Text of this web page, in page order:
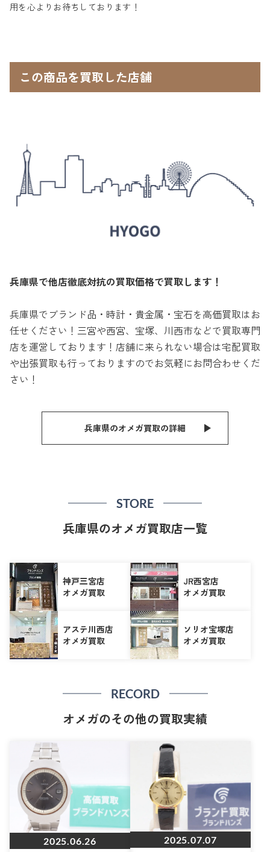
用を心よりお待ちしております！
この商品を買取した店舗
兵庫県で他店徹底対抗の買取価格で買取します！
兵庫県でブランド品・時計・貴金属・宝石を高価買取はお
任せください！三宮や西宮、宝塚、川西市などで買取専門
店を運営しております！店舗に来られない場合は宅配買取
や出張買取も行っておりますのでお気軽にお問合わせくだ
さい！
兵庫県のオメガ買取の詳細
STORE
兵庫県のオメガ買取店一覧
神戸三宮店
オメガ買取
JR西宮店
オメガ買取
アステ川西店
オメガ買取
ソリオ宝塚店
オメガ買取
RECORD
オメガのその他の買取実績
2025.06.26 2025.07.07